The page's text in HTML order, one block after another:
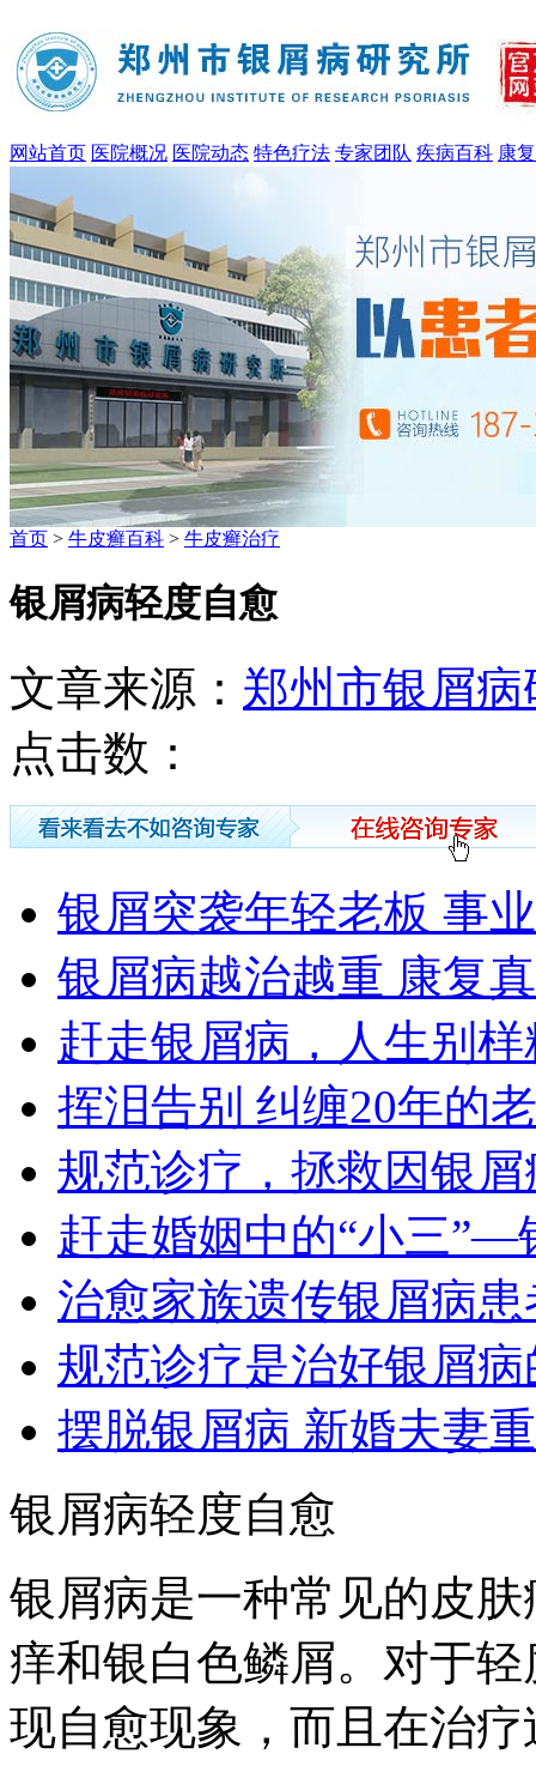
网站首页 医院概况 医院动态 特色疗法 专家团队 疾病百科 康
首页 > 牛皮癣百科 > 牛皮癣治疗
银屑病轻度自愈
文章来源： 郑州市银屑病
点击数：
银屑突袭年轻老板 事
银屑病越治越重 康复
赶走银屑病，人生别
挥泪告别 纠缠20年的
规范诊疗，拯救因银
赶走婚姻中的“小三”—
治愈家族遗传银屑病
规范诊疗是治好银屑
摆脱银屑病 新婚夫妻
银屑病轻度自愈
银屑病是一种常见的皮
痒和银白色鳞屑。对于
现自愈现象，而且在治